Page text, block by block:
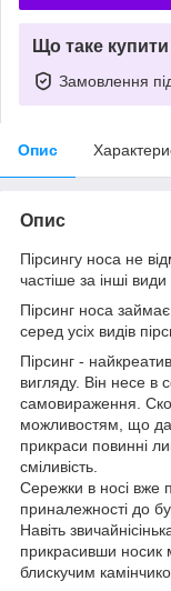
Що таке
Замовлення
Опис
Опис
Пірсингу носа не
частіше за інші
Пірсинг носа
серед усіх видів
Пірсинг -
вигляду. Він несе в
самовираження.
можливостям, що
прикраси повинні
сміливість.
Сережки в носі вже
приналежності до
Навіть
прикрасивши носик
блискучим